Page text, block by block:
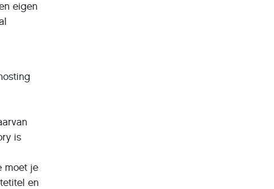
eigen
is
moet je
en